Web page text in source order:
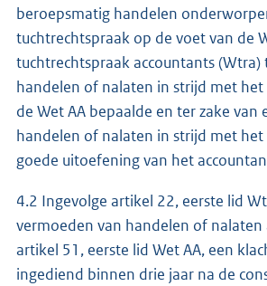
beroepsmatig handelen
tuchtrechtspraak op de voet van de
tuchtrechtspraak accountants (Wtra)
handelen of nalaten in strijd met
de Wet AA bepaalde en ter zake van
handelen of nalaten in strijd met het
goede uitoefening van het
4.2 Ingevolge artikel 22, eerste lid
vermoeden van handelen of nalaten
artikel 51, eerste lid Wet AA, een
ingediend binnen drie jaar na de